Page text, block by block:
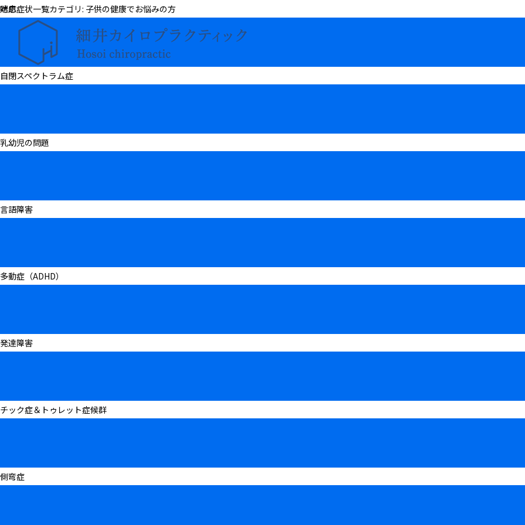
対応症状一覧カテゴリ: 子供の健康でお悩みの方
喘息
自閉スペクトラム症
乳幼児の問題
言語障害
多動症（ADHD）
発達障害
チック症＆トゥレット症候群
側弯症